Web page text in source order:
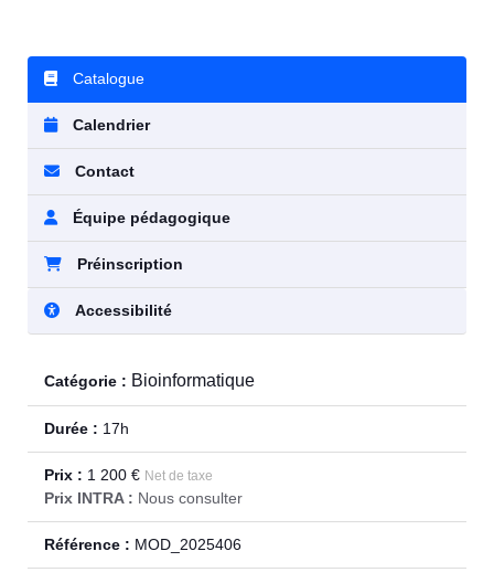
Catalogue
Calendrier
Contact
Équipe pédagogique
Préinscription
Accessibilité
Catégorie : Bioinformatique
Durée : 17h
Prix : 1 200 € Net de taxe
Prix INTRA : Nous consulter
Référence : MOD_2025406